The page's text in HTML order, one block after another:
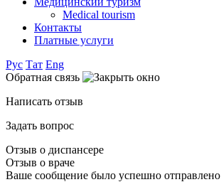
Medical tourism
Контакты
Платные услуги
Рус Тат Eng
Обратная связь
Написать отзыв
Задать вопрос
Отзыв о диспансере
Отзыв о враче
Ваше сообщение было успешно отправлено